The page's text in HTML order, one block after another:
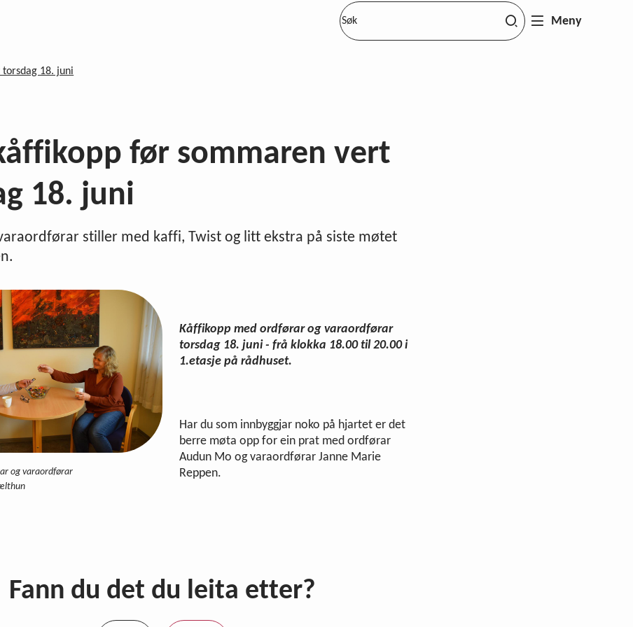
Meny
18. juni
før sommaren vert
18. juni
stiller med kaffi, Twist og litt ekstra på siste møtet
og varaordførar
Kåffikopp med ordførar og varaordførar
torsdag 18. juni - frå klokka 18.00 til 20.00 i
1.etasje på rådhuset.
Har du som innbyggjar noko på hjartet er det
berre møta opp for ein prat med ordførar
Audun Mo og varaordførar Janne Marie
Reppen.
Fann du det du leita etter?